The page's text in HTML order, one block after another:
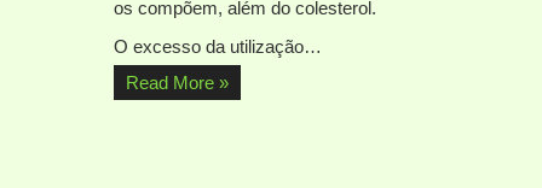
os compõem, além do colesterol.
O excesso da utilização…
Read More »